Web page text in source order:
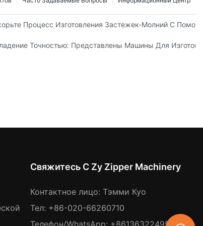
Вашего Бизнеса
Процесс Изготовления Застежек-Молний С
По Производству
Точностью: Представлены Машины Для
Свяжитесь С Zy Zipper Machinery
Контактное лицо: Тэмми Куо
Тел: +86-020-66260710
Телефон/WhatsApp: +8613632249532